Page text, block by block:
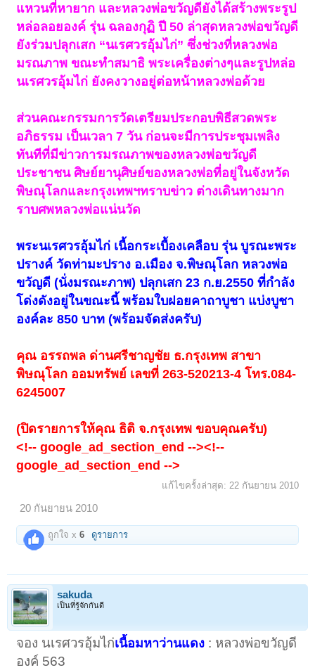
แหวนที่หายาก และหลวงพ่อขวัญดียังได้สร้างพระรูป
หล่อลอยองค์ รุ่น ฉลองกุฏิ ปี 50 ล่าสุดหลวงพ่อขวัญดี
ยังร่วมปลุกเสก “นเรศวรอุ้มไก่” ซึ่งช่วงที่หลวงพ่อ
มรณภาพ ขณะทำสมาธิ พระเครื่องต่างๆและรูปหล่อ
นเรศวรอุ้มไก่ ยังคงวางอยู่ต่อหน้าหลวงพ่อด้วย
ส่วนคณะกรรมการวัดเตรียมประกอบพิธีสวดพระ
อภิธรรม เป็นเวลา 7 วัน ก่อนจะมีการประชุมเพลิง
ทันทีที่มีข่าวการมรณภาพของหลวงพ่อขวัญดี
ประชาชน ศิษย์ยานุศิษย์ของหลวงพ่อที่อยู่ในจังหวัด
พิษณุโลกและกรุงเทพฯทราบข่าว ต่างเดินทางมาก
ราบศพหลวงพ่อแน่นวัด
พระนเรศวรอุ้มไก่ เนื้อกระเบื้องเคลือบ รุ่น บูรณะพระ
ปรางค์ วัดท่ามะปราง อ.เมือง จ.พิษณุโลก หลวงพ่อ
ขวัญดี (นั่งมรณะภาพ) ปลุกเสก 23 ก.ย.2550 ที่กำลัง
โด่งดังอยู่ในขณะนี้ พร้อมใบฝอยคาถาบูชา แบ่งบูชา
องค์ละ 850 บาท (พร้อมจัดส่งครับ)
คุณ อรรถพล ด่านศรีชาญชัย ธ.กรุงเทพ สาขา
พิษณุโลก ออมทรัพย์ เลขที่ 263-520213-4 โทร.084-
6245007
(ปิดรายการให้คุณ ธิติ จ.กรุงเทพ ขอบคุณครับ)
<!-- google_ad_section_end --><!--
google_ad_section_end -->
แก้ไขครั้งล่าสุด: 22 กันยายน 2010
20 กันยายน 2010
ถูกใจ x6 ดูรายการ
sakuda
เป็นที่รู้จักกันดี
จอง นเรศวรอุ้มไก่เนื้อมหาว่านแดง : หลวงพ่อขวัญดี
องค์ 563